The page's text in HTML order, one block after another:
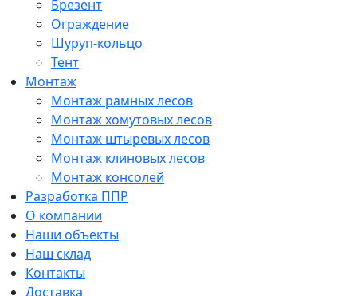
Брезент
Ограждение
Шуруп-кольцо
Тент
Монтаж
Монтаж рамных лесов
Монтаж хомутовых лесов
Монтаж штыревых лесов
Монтаж клиновых лесов
Монтаж консолей
Разработка ППР
О компании
Наши объекты
Наш склад
Контакты
Доставка